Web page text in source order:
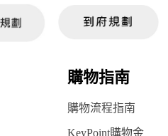
購物指南
購物流程指南
KeyPoint購物金